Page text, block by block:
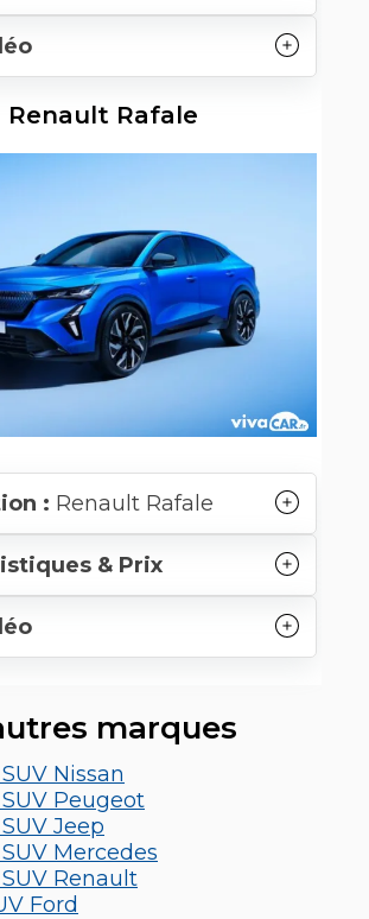
Renault Rafale
: Renault Rafale
& Prix
marques
Nissan
Peugeot
Jeep
Mercedes
Renault
Ford